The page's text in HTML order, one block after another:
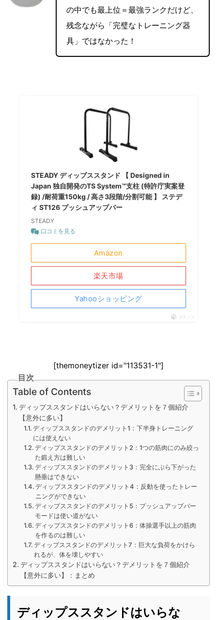
の中でも最上位＝最強ランクだけど、
残念ながら「完璧なトレーニング器
具」ではなかった！
STEADY ディップススタンド 【 Designed in
Japan 独自開発のTS System™支柱 (特許庁実案登
録) /耐荷重150kg / 高さ3段階/分割可能 】 ステデ
ィ ST126 プッシュアップバー
STEADY
口コミを見る
Amazon
楽天市場
Yahooショッピング
ポチップ
[themoneytizer id="113531-1"]
目次
Table of Contents
ディップススタンドはいらない？デメリットを７個紹介
【意外に多い】
ディップススタンドのデメリット1：下半身トレーニング
には使えない
ディップススタンドのデメリット2：1つの筋肉にのみ絞っ
た鍛え方は難しい
ディップススタンドのデメリット3：完全にぶら下がった
懸垂はできない
ディップススタンドのデメリット4：反動を使ったトレー
ニングができない
ディップススタンドのデメリット5：プッシュアップバー
モードは使い道がない
ディップススタンドのデメリット6：体操選手以上の筋肉
を作るのは難しい
ディップススタンドのデメリット7：巨大な負荷をかけら
れるが、体を壊しやすい
ディップススタンドはいらない？デメリットを７個紹介
【意外に多い】：まとめ
ディップススタンドはいらな